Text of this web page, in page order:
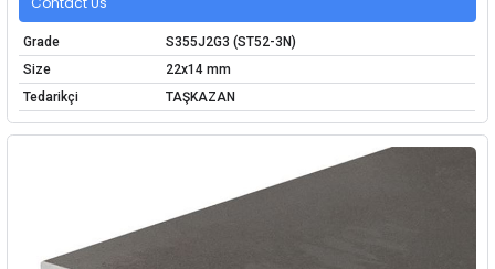
Grade
S355J2G3 (ST52-3N)
Size
22x14 mm
Tedarikçi
TAŞKAZAN